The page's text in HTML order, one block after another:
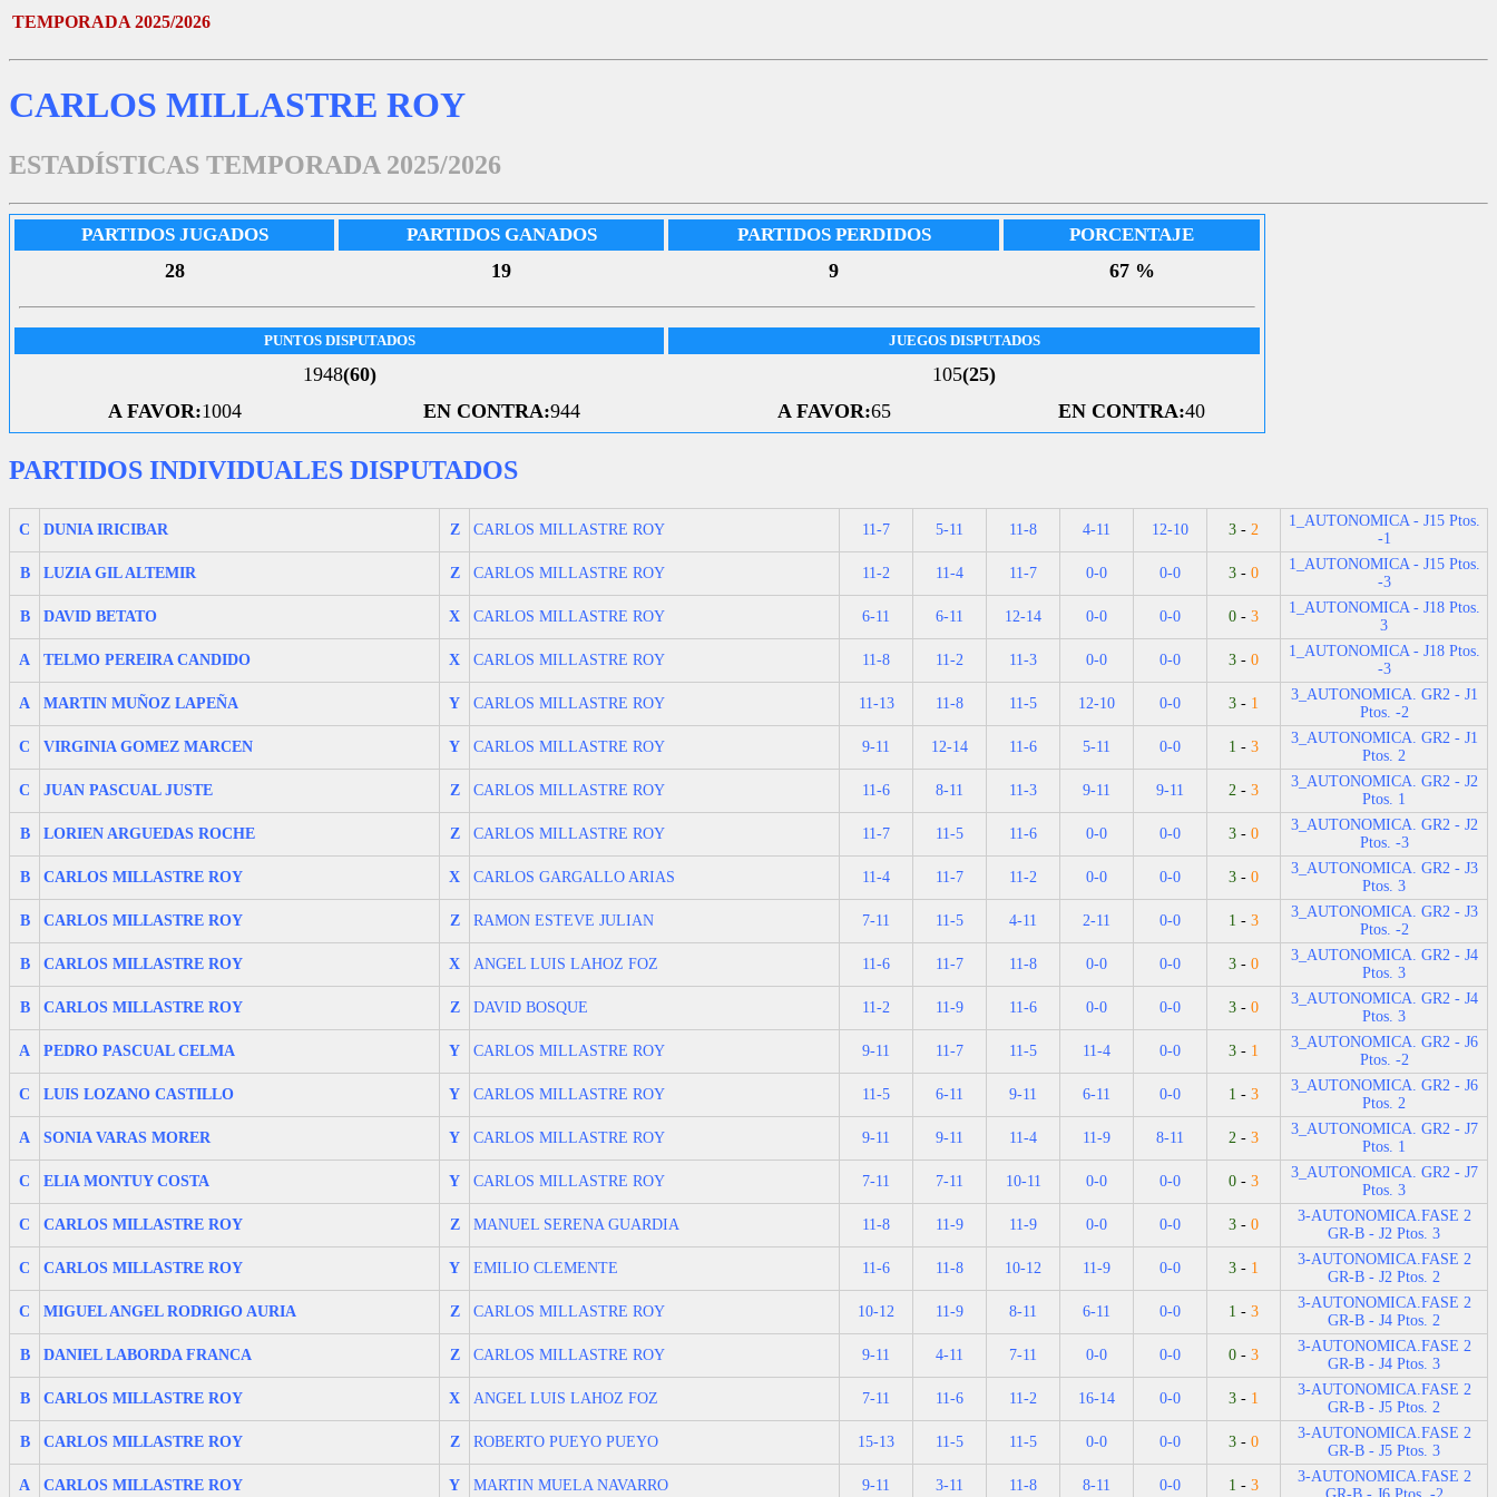
TEMPORADA 2025/2026
CARLOS MILLASTRE ROY
ESTADÍSTICAS TEMPORADA 2025/2026
PARTIDOS JUGADOS PARTIDOS GANADOS PARTIDOS PERDIDOS PORCENTAJE
28 19 9 67 %
PUNTOS DISPUTADOS JUEGOS DISPUTADOS
1948(60) 105(25)
A FAVOR:1004 EN CONTRA:944 A FAVOR:65 EN CONTRA:40
PARTIDOS INDIVIDUALES DISPUTADOS
C DUNIA IRICIBAR Z CARLOS MILLASTRE ROY 11-7 5-11 11-8 4-11 12-10 3 - 2
1_AUTONOMICA - J15 Ptos.
-1
B LUZIA GIL ALTEMIR Z CARLOS MILLASTRE ROY 11-2 11-4 11-7 0-0 0-0 3 - 0
1_AUTONOMICA - J15 Ptos.
-3
B DAVID BETATO X CARLOS MILLASTRE ROY 6-11 6-11 12-14 0-0 0-0 0 - 3
1_AUTONOMICA - J18 Ptos.
3
A TELMO PEREIRA CANDIDO X CARLOS MILLASTRE ROY 11-8 11-2 11-3 0-0 0-0 3 - 0
1_AUTONOMICA - J18 Ptos.
-3
A MARTIN MUÑOZ LAPEÑA Y CARLOS MILLASTRE ROY 11-13 11-8 11-5 12-10 0-0 3 - 1
3_AUTONOMICA. GR2 - J1
Ptos. -2
C VIRGINIA GOMEZ MARCEN Y CARLOS MILLASTRE ROY 9-11 12-14 11-6 5-11 0-0 1 - 3
3_AUTONOMICA. GR2 - J1
Ptos. 2
C JUAN PASCUAL JUSTE Z CARLOS MILLASTRE ROY 11-6 8-11 11-3 9-11 9-11 2 - 3
3_AUTONOMICA. GR2 - J2
Ptos. 1
B LORIEN ARGUEDAS ROCHE Z CARLOS MILLASTRE ROY 11-7 11-5 11-6 0-0 0-0 3 - 0
3_AUTONOMICA. GR2 - J2
Ptos. -3
B CARLOS MILLASTRE ROY X CARLOS GARGALLO ARIAS 11-4 11-7 11-2 0-0 0-0 3 - 0
3_AUTONOMICA. GR2 - J3
Ptos. 3
B CARLOS MILLASTRE ROY Z RAMON ESTEVE JULIAN 7-11 11-5 4-11 2-11 0-0 1 - 3
3_AUTONOMICA. GR2 - J3
Ptos. -2
B CARLOS MILLASTRE ROY X ANGEL LUIS LAHOZ FOZ 11-6 11-7 11-8 0-0 0-0 3 - 0
3_AUTONOMICA. GR2 - J4
Ptos. 3
B CARLOS MILLASTRE ROY Z DAVID BOSQUE 11-2 11-9 11-6 0-0 0-0 3 - 0
3_AUTONOMICA. GR2 - J4
Ptos. 3
A PEDRO PASCUAL CELMA Y CARLOS MILLASTRE ROY 9-11 11-7 11-5 11-4 0-0 3 - 1
3_AUTONOMICA. GR2 - J6
Ptos. -2
C LUIS LOZANO CASTILLO Y CARLOS MILLASTRE ROY 11-5 6-11 9-11 6-11 0-0 1 - 3
3_AUTONOMICA. GR2 - J6
Ptos. 2
A SONIA VARAS MORER Y CARLOS MILLASTRE ROY 9-11 9-11 11-4 11-9 8-11 2 - 3
3_AUTONOMICA. GR2 - J7
Ptos. 1
C ELIA MONTUY COSTA Y CARLOS MILLASTRE ROY 7-11 7-11 10-11 0-0 0-0 0 - 3
3_AUTONOMICA. GR2 - J7
Ptos. 3
C CARLOS MILLASTRE ROY Z MANUEL SERENA GUARDIA 11-8 11-9 11-9 0-0 0-0 3 - 0
3-AUTONOMICA.FASE 2
GR-B - J2 Ptos. 3
C CARLOS MILLASTRE ROY Y EMILIO CLEMENTE 11-6 11-8 10-12 11-9 0-0 3 - 1
3-AUTONOMICA.FASE 2
GR-B - J2 Ptos. 2
C MIGUEL ANGEL RODRIGO AURIA Z CARLOS MILLASTRE ROY 10-12 11-9 8-11 6-11 0-0 1 - 3
3-AUTONOMICA.FASE 2
GR-B - J4 Ptos. 2
B DANIEL LABORDA FRANCA Z CARLOS MILLASTRE ROY 9-11 4-11 7-11 0-0 0-0 0 - 3
3-AUTONOMICA.FASE 2
GR-B - J4 Ptos. 3
B CARLOS MILLASTRE ROY X ANGEL LUIS LAHOZ FOZ 7-11 11-6 11-2 16-14 0-0 3 - 1
3-AUTONOMICA.FASE 2
GR-B - J5 Ptos. 2
B CARLOS MILLASTRE ROY Z ROBERTO PUEYO PUEYO 15-13 11-5 11-5 0-0 0-0 3 - 0
3-AUTONOMICA.FASE 2
GR-B - J5 Ptos. 3
A CARLOS MILLASTRE ROY Y MARTIN MUELA NAVARRO 9-11 3-11 11-8 8-11 0-0 1 - 3
3-AUTONOMICA.FASE 2